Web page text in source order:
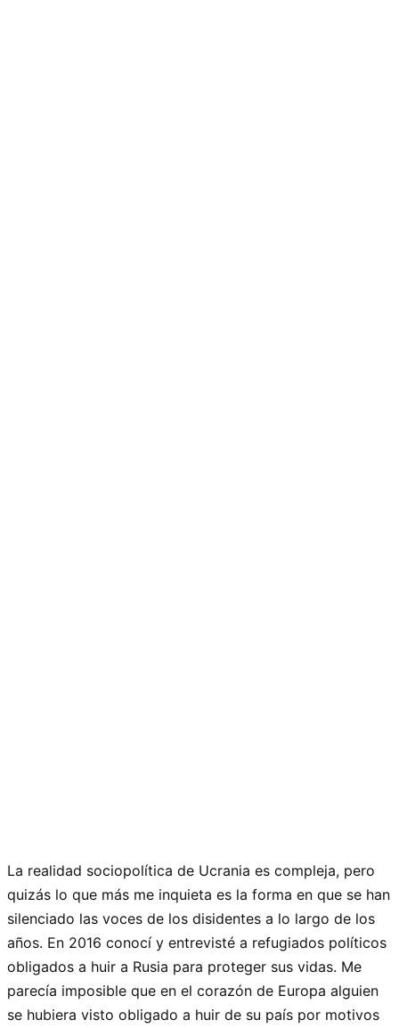
La realidad sociopolítica de Ucrania es compleja, pero
quizás lo que más me inquieta es la forma en que se han
silenciado las voces de los disidentes a lo largo de los
años. En 2016 conocí y entrevisté a refugiados políticos
obligados a huir a Rusia para proteger sus vidas. Me
parecía imposible que en el corazón de Europa alguien
se hubiera visto obligado a huir de su país por motivos